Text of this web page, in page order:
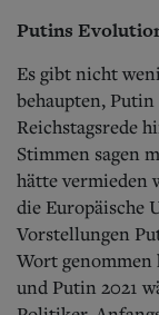
Putins
Es gibt nicht
behaupten,
Reichstagsrede
Stimmen sagen
hätte vermieden
die Europäische
Vorstellungen
Wort genommen
und Putin 2021